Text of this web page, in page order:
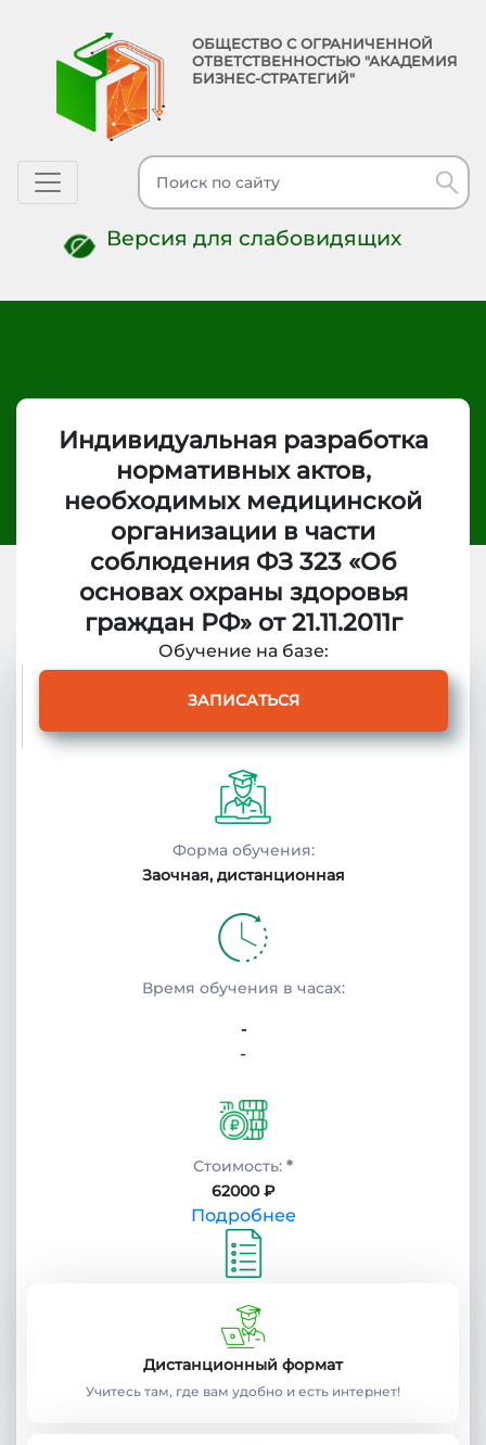
ОБЩЕСТВО С ОГРАНИЧЕННОЙ
ОТВЕТСТВЕННОСТЬЮ "АКАДЕМИЯ
БИЗНЕС-СТРАТЕГИЙ"
Toggle navigation
Версия для слабовидящих
Индивидуальная разработка
нормативных актов,
необходимых медицинской
организации в части
соблюдения ФЗ 323 «Об
основах охраны здоровья
граждан РФ» от 21.11.2011г
Обучение на базе:
ЗАПИСАТЬСЯ
Форма обучения:
Заочная, дистанционная
Время обучения в часах:
-
-
Стоимость: *
62000 ₽
Подробнее
Учебный план:
Получить
курса
Дистанционный формат
Учитесь там, где вам удобно и есть интернет!